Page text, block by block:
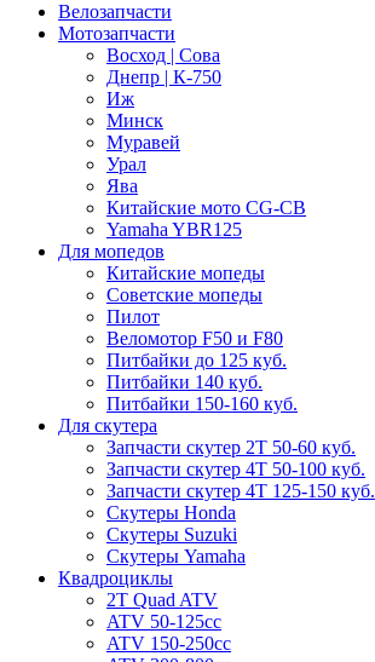
Велозапчасти
Мотозапчасти
Восход | Сова
Днепр | К-750
Иж
Минск
Муравей
Урал
Ява
Китайские мото CG-CB
Yamaha YBR125
Для мопедов
Китайские мопеды
Советские мопеды
Пилот
Веломотор F50 и F80
Питбайки до 125 куб.
Питбайки 140 куб.
Питбайки 150-160 куб.
Для скутера
Запчасти скутер 2Т 50-60 куб.
Запчасти скутер 4Т 50-100 куб.
Запчасти скутер 4Т 125-150 куб.
Скутеры Honda
Скутеры Suzuki
Скутеры Yamaha
Квадроциклы
2T Quad ATV
ATV 50-125cc
ATV 150-250cc